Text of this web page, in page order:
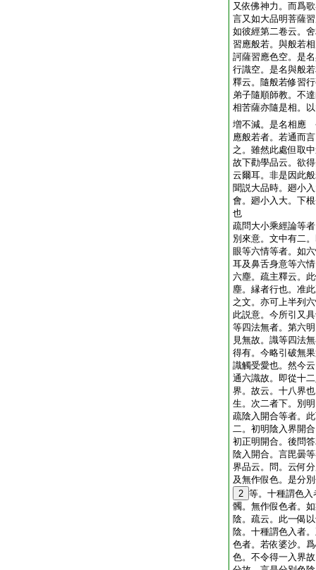
又依佛神力。而爲
言又如大品明菩薩
如彼經第二卷云。
習應般若。與般若
訶薩習應色空。是
行識空。是名與般
釋云。隨般若修習
弟子隨順師教。不
相苦薩亦隨是相。
増不減。是名相應
應般若者。若通而
之。雖然此處但取
故下勸學品云。欲
云爾耳。非是因此
聞説大品時。廻小
會。廻小入大。下
也
疏問大小乘經論等
別來意。文中有二
眼等六情等者。如
耳及鼻舌身意等六
六塵。疏主釋云。
塵。縁者行也。准
之文。亦可上半列
此説意。今所引又
等四法無者。第六
見無故。識等四法
得有。今略引破無
識觸受愛也。然今
通六識故。即從十
界。故云。十八界
生。次二者下。別
疏陰入開合等者。
二。初明陰入界開
初正明開合。後問
陰入開合。言毘曇
界品云。問。云何
及無作假色。是分
2 等。十種謂色
髑。無作假色者。
陰。疏云。此一偈
陰。十種謂色入者
色者。若依婆沙。
色。不令得一入界